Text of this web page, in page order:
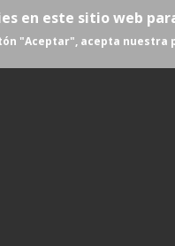
en este sitio web
"Aceptar", acepta nuestra